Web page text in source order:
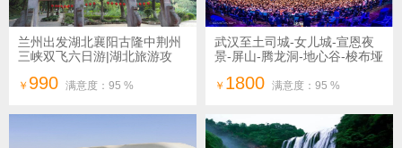
兰州出发湖北襄阳古隆中荆州
三峡双飞六日游|湖北旅游攻
￥ 990 满意度：95 %
武汉至土司城-女儿城-宣恩夜
景-屏山-腾龙洞-地心谷-梭布垭
施旅行社
￥ 1800 满意度：95 %